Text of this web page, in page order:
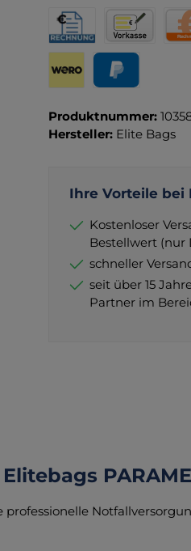
Rechnung für Behörden
Vorkasse
Produktnummer:
Hersteller: Elite Bags
Ihre Vorteile bei
Kostenloser
Bestellwert (nur
schneller
seit über 15
Partner im